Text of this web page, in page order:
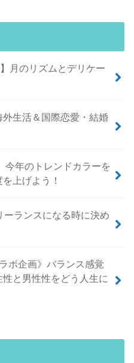
月のリズムとデリケー
生活＆国際恋愛・結婚
今年のトレンドカラーを
上げよう！
ランスになる時に決め
ボ企画》バランス感覚
と男性性をどう人生に